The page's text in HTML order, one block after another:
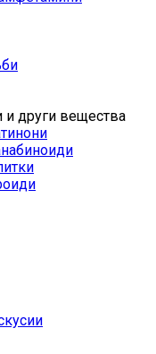
и други вещества